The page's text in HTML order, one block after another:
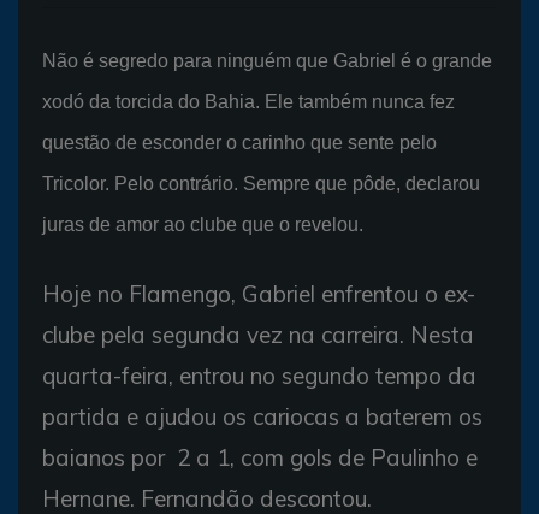
Não é segredo para ninguém que Gabriel é o grande
xodó da torcida do Bahia. Ele também nunca fez
questão de esconder o carinho que sente pelo
Tricolor. Pelo contrário. Sempre que pôde, declarou
juras de amor ao clube que o revelou.
Hoje no Flamengo, Gabriel enfrentou o ex-
clube pela segunda vez na carreira. Nesta
quarta-feira, entrou no segundo tempo da
partida e ajudou os cariocas a baterem os
baianos por 2 a 1, com gols de Paulinho e
Hernane. Fernandão descontou.